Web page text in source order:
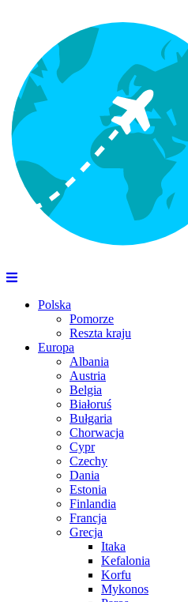
Polska
Pomorze
Reszta kraju
Europa
Albania
Austria
Belgia
Białoruś
Bułgaria
Chorwacja
Cypr
Czechy
Dania
Estonia
Finlandia
Francja
Grecja
Itaka
Kefalonia
Korfu
Mykonos